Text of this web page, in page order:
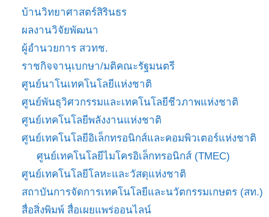
บ้านวิทยาศาสตร์สิรินธร
ผลงานวิจัยพัฒนา
ผู้อำนวยการ สวทช.
ราชกิจจานุเบกษา/มติคณะรัฐมนตรี
ศูนย์นาโนเทคโนโลยีแห่งชาติ
ศูนย์พันธุวิศวกรรมและเทคโนโลยีชีวภาพแห่งชาติ
ศูนย์เทคโนโลยีพลังงานแห่งชาติ
ศูนย์เทคโนโลยีอิเล็กทรอนิกส์และคอมพิวเตอร์แห่งชาติ
ศูนย์เทคโนโลยีไมโครอิเล็กทรอนิกส์ (TMEC)
ศูนย์เทคโนโลยีโลหะและวัสดุแห่งชาติ
สถาบันการจัดการเทคโนโลยีและนวัตกรรมเกษตร (สท.)
สื่อสิ่งพิมพ์ สื่อเผยแพร่ออนไลน์